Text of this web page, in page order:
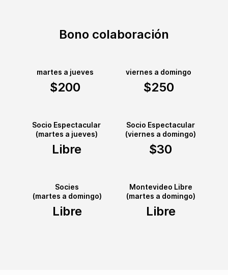
Bono colaboración
martes a jueves
$200
viernes a domingo
$250
Socio Espectacular
(martes a jueves)
Libre
Socio Espectacular
(viernes a domingo)
$30
Socies
(martes a domingo)
Libre
Montevideo Libre
(martes a domingo)
Libre